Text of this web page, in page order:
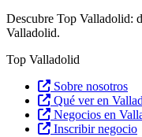
Descubre Top Valladolid:
Valladolid.
Top Valladolid
Sobre nosotros
Qué ver en
Negocios en
Inscribir negocio